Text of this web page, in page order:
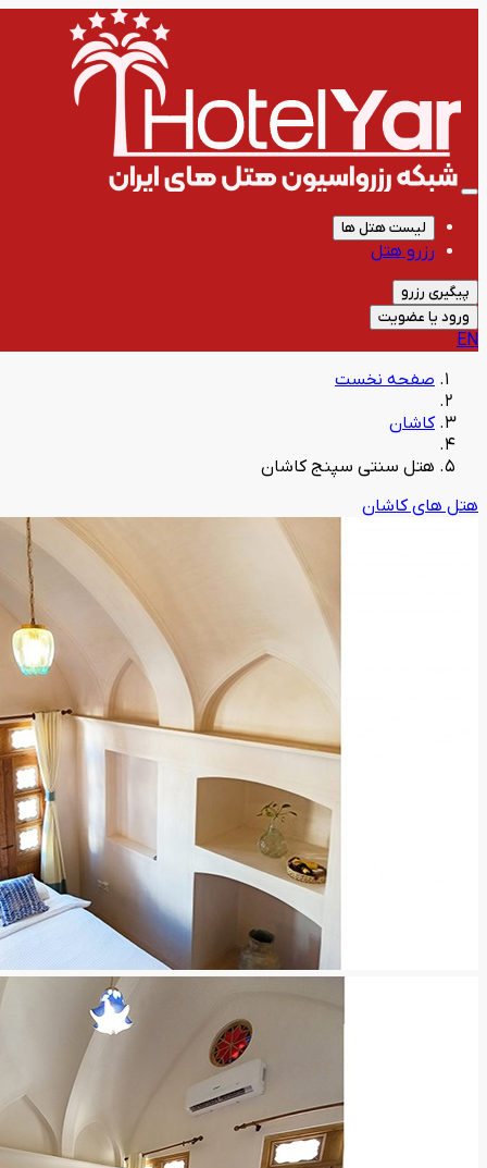
لیست هتل ها
رزرو هتل
پیگیری رزرو
ورود یا عضویت
EN
صفحه نخست
کاشان
هتل سنتی سپنج کاشان
هتل های کاشان